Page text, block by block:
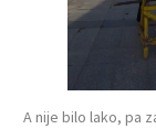
A nije bilo lako, pa